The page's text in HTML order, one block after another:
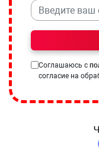
Соглашаюсь с
согласие на